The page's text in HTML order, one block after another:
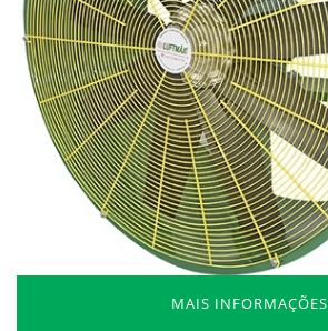
MAIS INFORMAÇÕES